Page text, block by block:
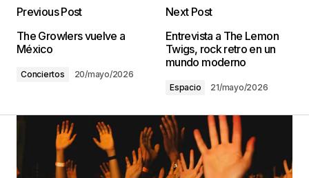
Previous Post
The Growlers vuelve a
México
Conciertos 20/mayo/2026
Next Post
Entrevista a The Lemon
Twigs, rock retro en un
mundo moderno
Espacio 21/mayo/2026